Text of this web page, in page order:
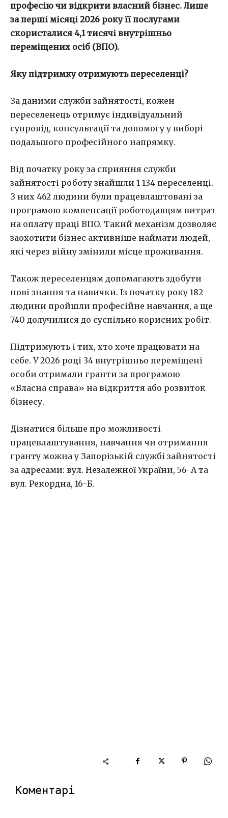
професію чи відкрити власний бізнес. Лише
за перші місяці 2026 року її послугами
скористалися 4,1 тисячі внутрішньо
переміщених осіб (ВПО).
Яку підтримку отримують переселенці?
За даними служби зайнятості, кожен
переселенець отримує індивідуальний
супровід, консультації та допомогу у виборі
подальшого професійного напрямку.
Від початку року за сприяння служби
зайнятості роботу знайшли 1 134 переселенці.
З них 462 людини були працевлаштовані за
програмою компенсації роботодавцям витрат
на оплату праці ВПО. Такий механізм дозволяє
заохотити бізнес активніше наймати людей,
які через війну змінили місце проживання.
Також переселенцям допомагають здобути
нові знання та навички. Із початку року 182
людини пройшли професійне навчання, а ще
740 долучилися до суспільно корисних робіт.
Підтримують і тих, хто хоче працювати на
себе. У 2026 році 34 внутрішньо переміщені
особи отримали гранти за програмою
«Власна справа» на відкриття або розвиток
бізнесу.
Дізнатися більше про можливості
працевлаштування, навчання чи отримання
гранту можна у Запорізькій службі зайнятості
за адресами: вул. Незалежної України, 56-А та
вул. Рекордна, 16-Б.
Коментарі